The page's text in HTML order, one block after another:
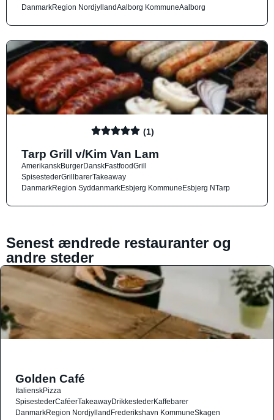
DanmarkRegion NordjyllandAalborg KommuneAalborg
(1)
Tarp Grill v/Kim Van Lam
AmerikanskBurgerDanskFastfoodGrill
SpisestederGrillbarerTakeaway
DanmarkRegion SyddanmarkEsbjerg KommuneEsbjerg NTarp
Senest ændrede restauranter og
andre steder
Golden Café
ItalienskPizza
SpisestederCaféerTakeawayDrikkestederKaffebarer
DanmarkRegion NordjyllandFrederikshavn KommuneSkagen